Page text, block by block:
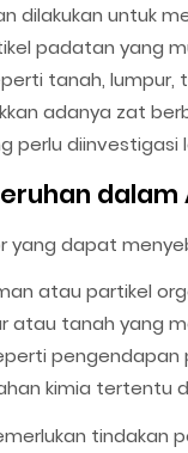
dilakukan untuk
padatan yang
tanah, lumpur,
adanya zat
perlu diinvestigasi
dalam
dapat
atau partikel
atau tanah yang
kimia tertentu